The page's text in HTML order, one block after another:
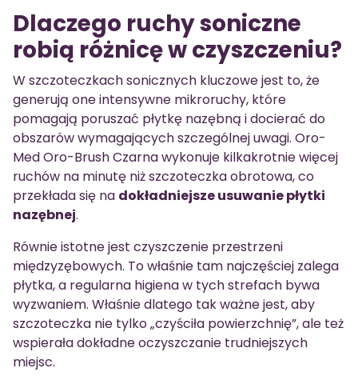
Dlaczego ruchy soniczne
robią różnicę w czyszczeniu?
W szczoteczkach sonicznych kluczowe jest to, że
generują one intensywne mikroruchy, które
pomagają poruszać płytkę nazębną i docierać do
obszarów wymagających szczególnej uwagi. Oro-
Med Oro-Brush Czarna wykonuje kilkakrotnie więcej
ruchów na minutę niż szczoteczka obrotowa, co
przekłada się na dokładniejsze usuwanie płytki
nazębnej.
Równie istotne jest czyszczenie przestrzeni
międzyzębowych. To właśnie tam najczęściej zalega
płytka, a regularna higiena w tych strefach bywa
wyzwaniem. Właśnie dlatego tak ważne jest, aby
szczoteczka nie tylko „czyściła powierzchnię”, ale też
wspierała dokładne oczyszczanie trudniejszych
miejsc.